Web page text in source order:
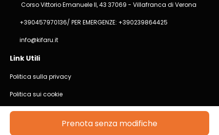
Prenota senza modifiche
Corso Vittorio Emanuele II, 43 37069 - Villafranca di Verona
+390457970136/ PER EMERGENZE: +390239864425
info@kifaru.it
Link Utili
Politica sulla privacy
Politica sui cookie
@ Copyright 2026